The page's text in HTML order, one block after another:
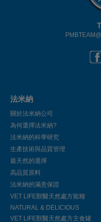
法米納
關於法米納公司
為何選擇法米納?
法米納的科學研究
生產技術與品質管理
最天然的選擇
高品質原料
法米納的滿意保證
VET LIFE獸醫天然處方寵糧
NATURAL & DELICIOUS
VET LIFE獸醫天然處方主食罐